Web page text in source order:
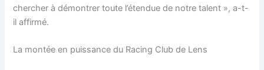
chercher à démontrer toute l’étendue de notre talent », a-t-
il affirmé.
La montée en puissance du Racing Club de Lens